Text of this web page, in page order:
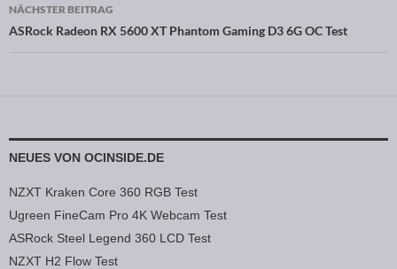
NÄCHSTER BEITRAG
ASRock Radeon RX 5600 XT Phantom Gaming D3 6G OC Test
NEUES VON OCINSIDE.DE
NZXT Kraken Core 360 RGB Test
Ugreen FineCam Pro 4K Webcam Test
ASRock Steel Legend 360 LCD Test
NZXT H2 Flow Test